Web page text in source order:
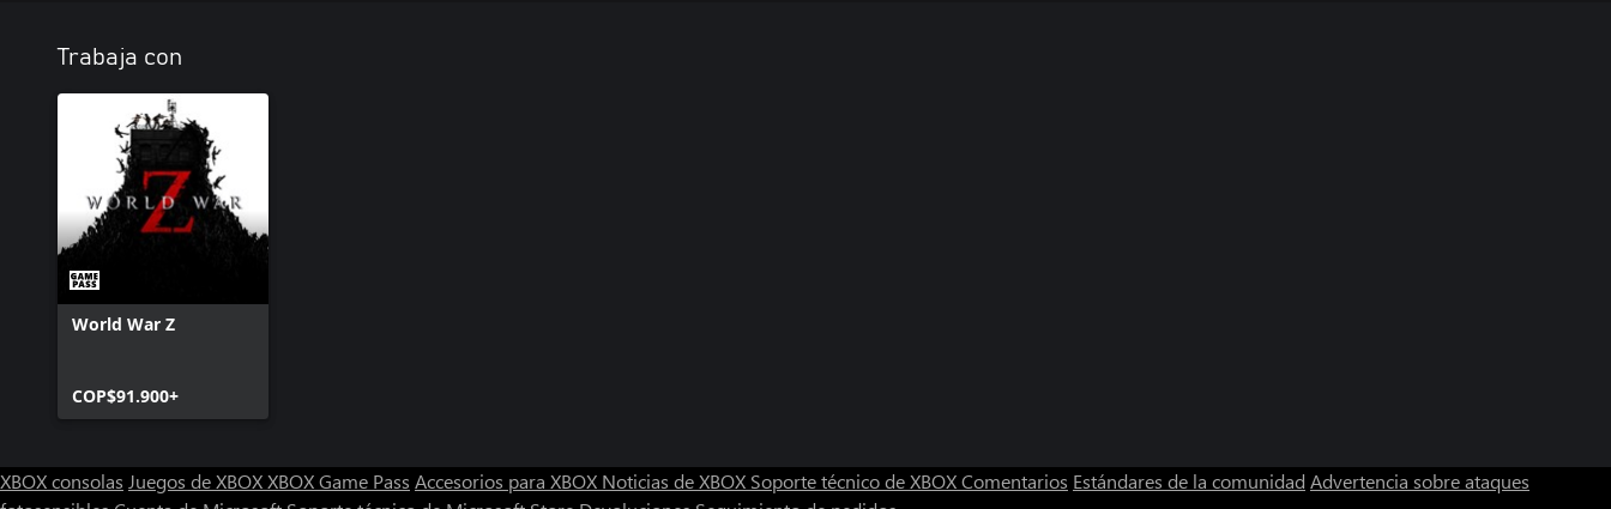
Trabaja con
World War Z
COP$91.900+
XBOX consolas Juegos de XBOXXBOX Game Pass Accesorios para XBOX Noticias de XBOX Soporte técnico de XBOXComentarios Estándares de la comunidad Advertencia sobre ataques